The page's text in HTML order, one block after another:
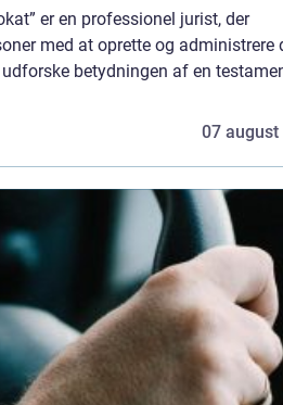
er en professionel jurist, der
med at oprette og administrere
betydningen af en
07 august